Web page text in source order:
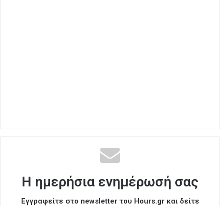
Η ημερήσια ενημέρωσή σας
Εγγραφείτε στο newsletter του Hours.gr και δείτε